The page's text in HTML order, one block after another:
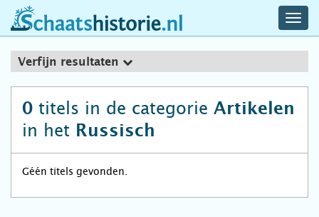
schaatshistorie.nl
Verfijn resultaten
0 titels in de categorie Artikelen
in het Russisch
Géén titels gevonden.